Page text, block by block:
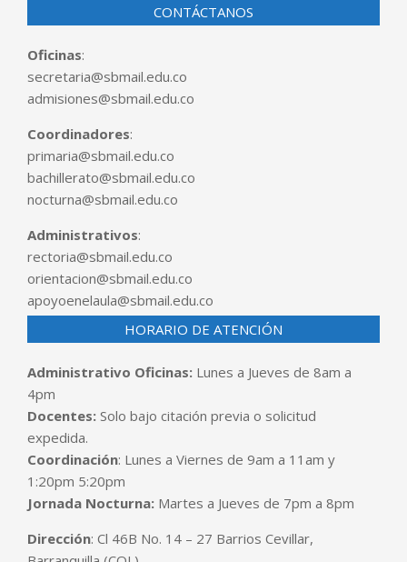
CONTÁCTANOS
Oficinas:
secretaria@sbmail.edu.co
admisiones@sbmail.edu.co
Coordinadores:
primaria@sbmail.edu.co
bachillerato@sbmail.edu.co
nocturna@sbmail.edu.co
Administrativos:
rectoria@sbmail.edu.co
orientacion@sbmail.edu.co
apoyoenelaula@sbmail.edu.co
HORARIO DE ATENCIÓN
Administrativo Oficinas: Lunes a Jueves de 8am a
4pm
Docentes: Solo bajo citación previa o solicitud
expedida.
Coordinación: Lunes a Viernes de 9am a 11am y
1:20pm 5:20pm
Jornada Nocturna: Martes a Jueves de 7pm a 8pm
Dirección: Cl 46B No. 14 – 27 Barrios Cevillar,